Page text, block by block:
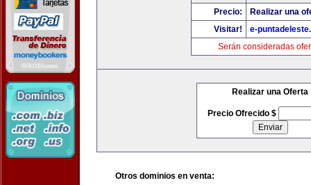
Precio:
Realizar una
Visitar!
e-
Serán consideradas
Realizar una Oferta
Precio Ofrecido $
Otros dominios en venta: